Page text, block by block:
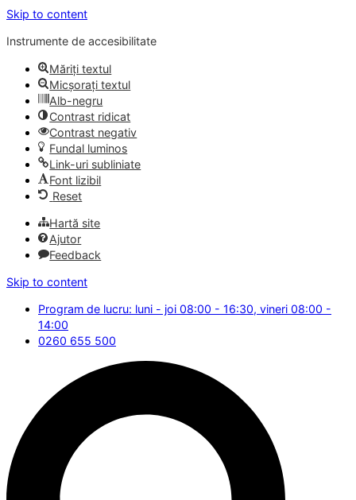
Skip to content
Instrumente de accesibilitate
Măriți textul
Micșorați textul
Alb-negru
Contrast ridicat
Contrast negativ
Fundal luminos
Link-uri subliniate
Font lizibil
Reset
Hartă site
Ajutor
Feedback
Skip to content
Program de lucru: luni - joi 08:00 - 16:30, vineri 08:00 -
14:00
0260 655 500